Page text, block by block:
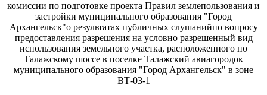
комиссии по подготовке проекта Правил землепользования и
застройки муниципального образования "Город
Архангельск"о результатах публичных слушанийпо вопросу
предоставления разрешения на условно разрешенный вид
использования земельного участка, расположенного по
Талажскому шоссе в поселке Талажский авиагородок
муниципального образования "Город Архангельск" в зоне
ВТ-03-1